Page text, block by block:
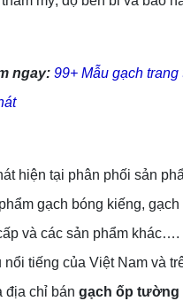
ngay: 99+ Mẫu gạch trang
hiện tại phân phối sản
gạch bóng kiếng,
và các sản phẩm khác….
nổi tiếng của Việt Nam và
địa chỉ bán gạch ốp tường